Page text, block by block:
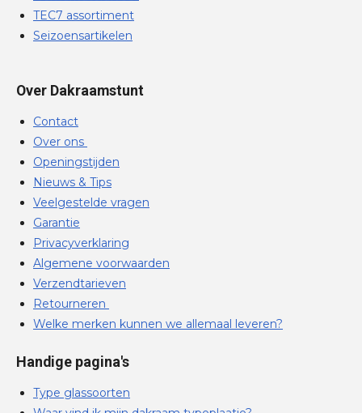
TEC7 assortiment
Seizoensartikelen
Over Dakraamstunt
Contact
Over ons
Openingstijden
Nieuws & Tips
Veelgestelde vragen
Garantie
Privacyverklaring
Algemene voorwaarden
Verzendtarieven
Retourneren
Welke merken kunnen we allemaal leveren?
Handige pagina's
Type glassoorten